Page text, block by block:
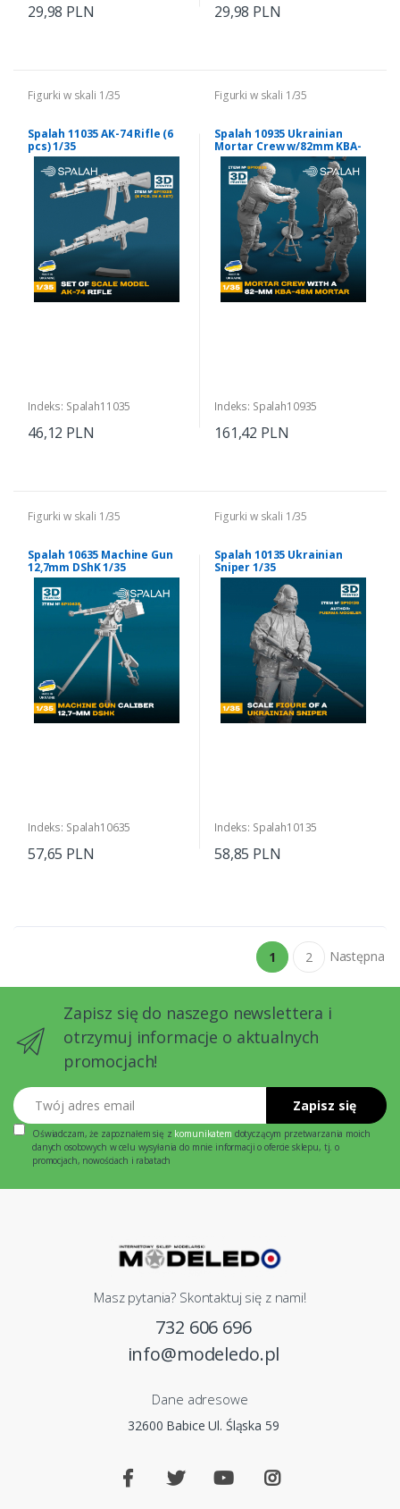
29,98 PLN 29,98 PLN
Figurki w skali 1/35
Spalah 11035 AK-74 Rifle (6
pcs) 1/35
Indeks: Spalah11035
46,12 PLN
Figurki w skali 1/35
Spalah 10935 Ukrainian
Mortar Crew w/82mm KBA-
48 1/35
Indeks: Spalah10935
161,42 PLN
Figurki w skali 1/35
Spalah 10635 Machine Gun
12,7mm DShK 1/35
Indeks: Spalah10635
57,65 PLN
Figurki w skali 1/35
Spalah 10135 Ukrainian
Sniper 1/35
Indeks: Spalah10135
58,85 PLN
1 2 Następna
Zapisz się do naszego newslettera i
otrzymuj informacje o aktualnych
promocjach!
Twój adres email
Zapisz się
Oświadczam, że zapoznałem się z komunikatem dotyczącym przetwarzania moich
danych osobowych w celu wysyłania do mnie informacji o ofercie sklepu, tj. o
promocjach, nowościach i rabatach
Masz pytania? Skontaktuj się z nami!
732 606 696
info@modeledo.pl
Dane adresowe
32600 Babice Ul. Śląska 59